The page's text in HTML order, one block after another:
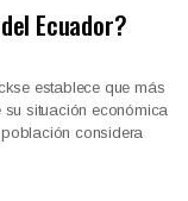
Ecuador?
establece que más
situación económica
considera